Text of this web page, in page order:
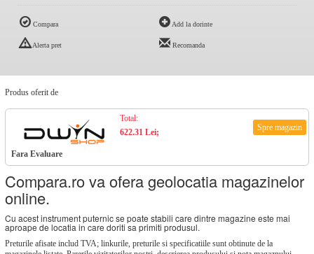
Compara Add la dorinte
Alerta pret Recomanda
Produs oferit de
Fara Evaluare
Spre magazin
Total:
622.31 Lei;
Compara.ro va ofera geolocatia magazinelor
online.
Cu acest instrument puternic se poate stabili care dintre magazine este mai
aproape de locatia in care doriti sa primiti produsul.
Preturile afisate includ TVA; linkurile, preturile si specificatiile sunt obtinute de la